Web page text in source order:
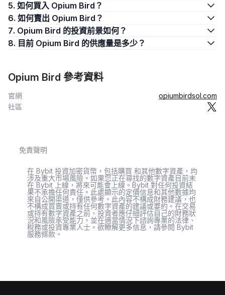
5. 如何買入 Opium Bird？
6. 如何賣出 Opium Bird？
7. Opium Bird 的投資前景如何？
8. 目前 Opium Bird 的供應量是多少？
Opium Bird 參考資料
官網
opiumbirdsol.com
社區
免責聲明
在 Bybit 投資加密貨幣，包括購買 和其他數字資產，均
涉及重大市場風險。如果您正在尋找的數字資產目前未
在 Bybit 上線，將來可能會上線。Bybit 對任何投資結
果不承擔任何責任。此處顯示的定價信息和其他數據均
來自公開渠道，僅供參考。此內容不構成財務建議，也
不構成買賣或持有任何數字資產的建議或要約。在交易
或持有數字資產之前，投資者應仔細評估自己的財務狀
況和風險承受能力，並在適當情況下諮詢專業的法律、
稅務或投資專業人士。欲瞭解更多信息，請參閱 Bybit
服務條款。